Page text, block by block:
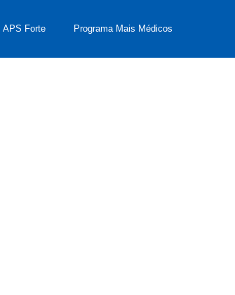
APS Forte Programa Mais Médicos